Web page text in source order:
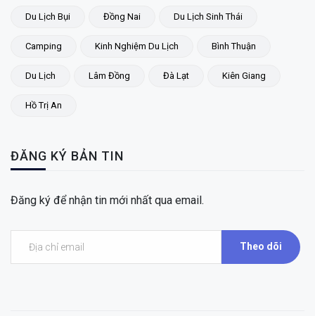
Du Lịch Bụi Đồng Nai Du Lịch Sinh Thái
Camping Kinh Nghiệm Du Lịch Bình Thuận
Du Lịch Lâm Đồng Đà Lạt Kiên Giang
Hồ Trị An
ĐĂNG KÝ BẢN TIN
Đăng ký để nhận tin mới nhất qua email.
Theo dõi